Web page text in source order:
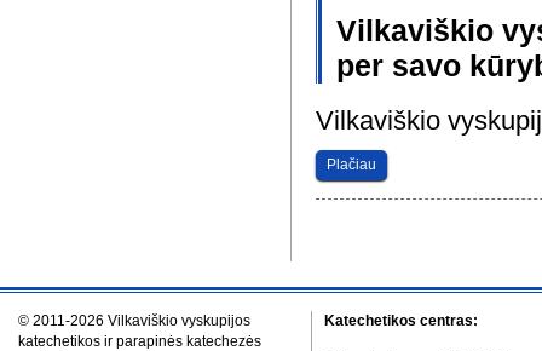
Vilkaviškio
per savo
Vilkaviškio
Plačiau
© 2011-2026 Vilkaviškio vyskupijos
katechetikos ir parapinės katechezės
Katechetikos centras: